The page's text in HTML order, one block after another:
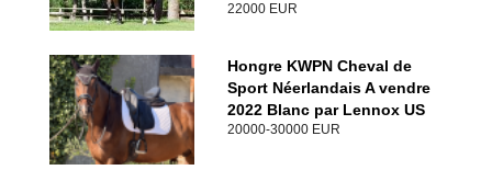
22000 EUR
Hongre KWPN Cheval de
Sport Néerlandais A vendre
2022 Blanc par Lennox US
20000-30000 EUR